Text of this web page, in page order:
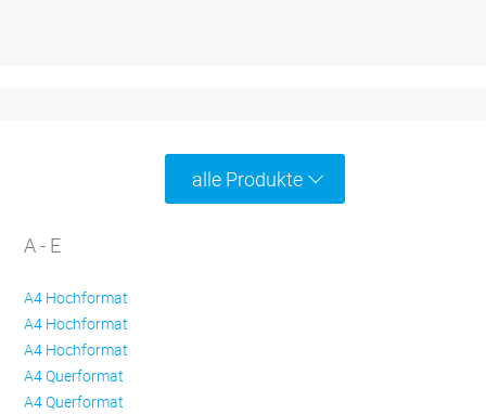
alle Produkte
A - E
A4 Hochformat
A4 Hochformat
A4 Hochformat
A4 Querformat
A4 Querformat